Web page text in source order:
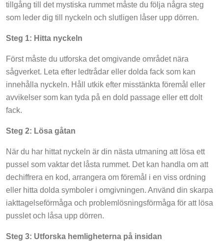
som leder dig till nyckeln och slutligen låser upp dörren.
Steg 1: Hitta nyckeln
Först måste du utforska det omgivande området nära
sågverket. Leta efter ledtrådar eller dolda fack som kan
innehålla nyckeln. Håll utkik efter misstänkta föremål eller
avvikelser som kan tyda på en dold passage eller ett dolt
fack.
Steg 2: Lösa gåtan
När du har hittat nyckeln är din nästa utmaning att lösa ett
pussel som vaktar det låsta rummet. Det kan handla om att
dechiffrera en kod, arrangera om föremål i en viss ordning
eller hitta dolda symboler i omgivningen. Använd din skarpa
iakttagelseförmåga och problemlösningsförmåga för att lösa
pusslet och låsa upp dörren.
Steg 3: Utforska hemligheterna på insidan